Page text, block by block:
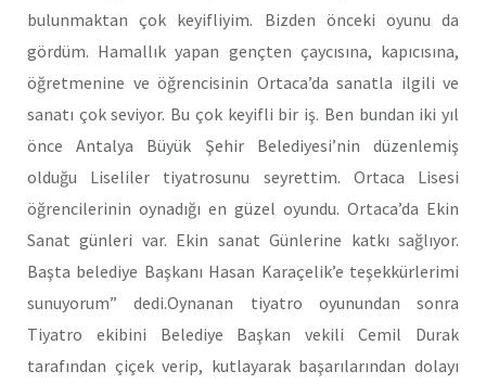
bulunmaktan çok keyifliyim. Bizden önceki oyunu da
gördüm. Hamallık yapan gençten çaycısına, kapıcısına,
öğretmenine ve öğrencisinin Ortaca’da sanatla ilgili ve
sanatı çok seviyor. Bu çok keyifli bir iş. Ben bundan iki yıl
önce Antalya Büyük Şehir Belediyesi’nin düzenlemiş
olduğu Liseliler tiyatrosunu seyrettim. Ortaca Lisesi
öğrencilerinin oynadığı en güzel oyundu. Ortaca’da Ekin
Sanat günleri var. Ekin sanat Günlerine katkı sağlıyor.
Başta belediye Başkanı Hasan Karaçelik’e teşekkürlerimi
sunuyorum” dedi.Oynanan tiyatro oyunundan sonra
Tiyatro ekibini Belediye Başkan vekili Cemil Durak
tarafından çiçek verip, kutlayarak başarılarından dolayı